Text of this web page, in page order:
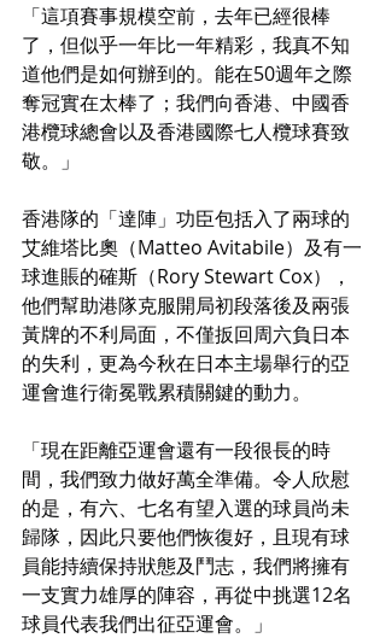
「這項賽事規模空前，去年已經很棒
了，但似乎一年比一年精彩，我真不知
道他們是如何辦到的。能在50週年之際
奪冠實在太棒了；我們向香港、中國香
港欖球總會以及香港國際七人欖球賽致
敬。」
香港隊的「達陣」功臣包括入了兩球的
艾維塔比奧（Matteo Avitabile）及有一
球進賬的確斯（Rory Stewart Cox），
他們幫助港隊克服開局初段落後及兩張
黃牌的不利局面，不僅扳回周六負日本
的失利，更為今秋在日本主場舉行的亞
運會進行衛冕戰累積關鍵的動力。
「現在距離亞運會還有一段很長的時
間，我們致力做好萬全準備。令人欣慰
的是，有六、七名有望入選的球員尚未
歸隊，因此只要他們恢復好，且現有球
員能持續保持狀態及鬥志，我們將擁有
一支實力雄厚的陣容，再從中挑選12名
球員代表我們出征亞運會。」